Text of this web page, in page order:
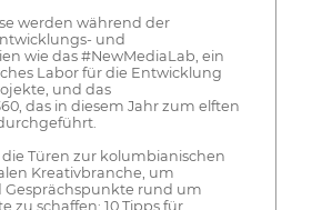
werden während der
und
wie das #NewMediaLab, ein
Labor für die Entwicklung
und das
das in diesem Jahr zum elften
Türen zur kolumbianischen
Kreativbranche, um
rund um
zu schaffen: 10 Tipps für